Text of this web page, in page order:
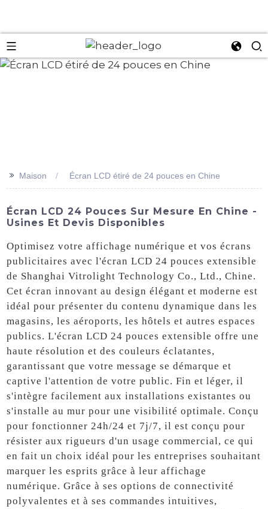
>> Maison Écran LCD étiré de 24 pouces en Chine
Écran LCD 24 Pouces Sur Mesure En Chine -
Usines Et Devis Disponibles
Optimisez votre affichage numérique et vos écrans
publicitaires avec l'écran LCD 24 pouces extensible
de Shanghai Vitrolight Technology Co., Ltd., Chine.
Cet écran innovant au design élégant et moderne est
idéal pour présenter du contenu dynamique dans les
magasins, les aéroports, les hôtels et autres espaces
publics. L'écran LCD 24 pouces extensible offre une
haute résolution et des couleurs éclatantes,
garantissant que votre message se démarque et
captive l'attention de votre public. Fin et léger, il
s'intègre facilement aux installations existantes ou
s'installe au mur pour une visibilité optimale. Conçu
pour fonctionner 24h/24 et 7j/7, il est conçu pour
résister aux rigueurs d'un usage commercial, ce qui
en fait un choix idéal pour les entreprises souhaitant
marquer les esprits grâce à leur affichage
numérique. Grâce à ses options de connectivité
polyvalentes et à ses commandes intuitives,